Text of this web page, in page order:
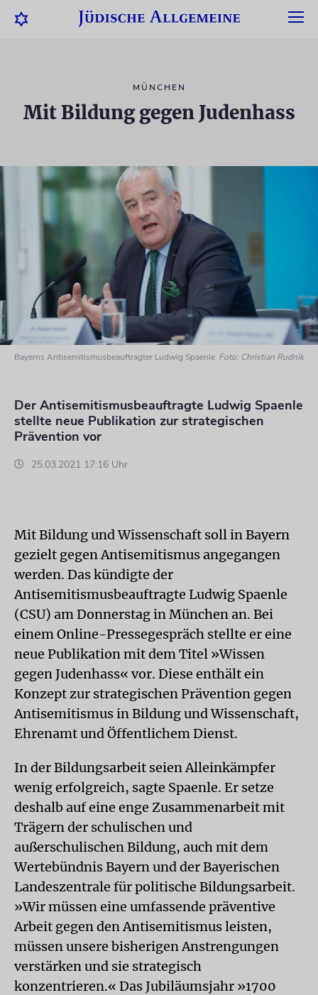
MÜNCHEN
Mit Bildung gegen Judenhass
Bayerns Antisemitismusbeauftragter Ludwig Spaenle Foto: Christian Rudnik
Der Antisemitismusbeauftragte Ludwig Spaenle
stellte neue Publikation zur strategischen
Prävention vor
25.03.2021 17:16 Uhr
Mit Bildung und Wissenschaft soll in Bayern
gezielt gegen Antisemitismus angegangen
werden. Das kündigte der
Antisemitismusbeauftragte Ludwig Spaenle
(CSU) am Donnerstag in München an. Bei
einem Online-Pressegespräch stellte er eine
neue Publikation mit dem Titel »Wissen
gegen Judenhass« vor. Diese enthält ein
Konzept zur strategischen Prävention gegen
Antisemitismus in Bildung und Wissenschaft,
Ehrenamt und Öffentlichem Dienst.
In der Bildungsarbeit seien Alleinkämpfer
wenig erfolgreich, sagte Spaenle. Er setze
deshalb auf eine enge Zusammenarbeit mit
Trägern der schulischen und
außerschulischen Bildung, auch mit dem
Wertebündnis Bayern und der Bayerischen
Landeszentrale für politische Bildungsarbeit.
»Wir müssen eine umfassende präventive
Arbeit gegen den Antisemitismus leisten,
müssen unsere bisherigen Anstrengungen
verstärken und sie strategisch
konzentrieren.« Das Jubiläumsjahr »1700